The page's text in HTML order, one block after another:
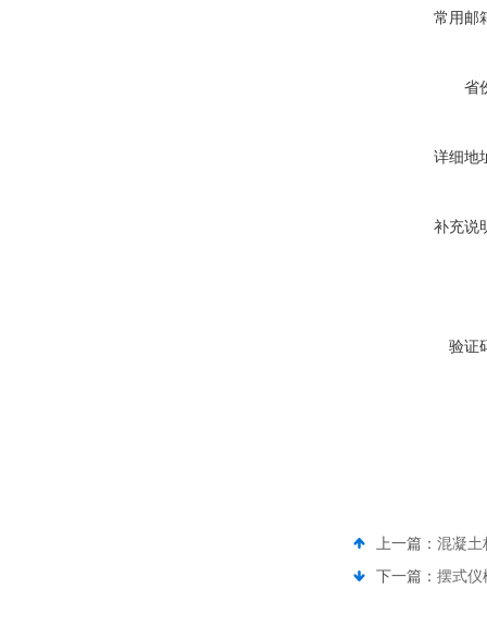
常用邮
省
详细地
补充说
验证
上一篇： 混凝土
下一篇： 摆式仪